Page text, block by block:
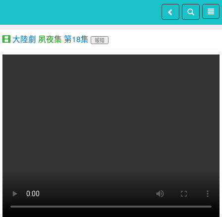
大陸劇 夙夜集 第18集 報錯